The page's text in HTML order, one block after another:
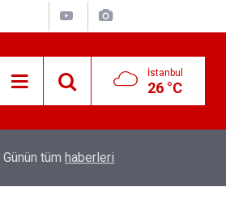
İstanbul
26 °C
Ödem Şikayetini Hafife
Günün tüm haberleri